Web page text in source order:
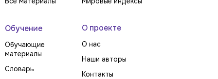
Обучение
Обучающие
материалы
Словарь
О проекте
О нас
Наши авторы
Контакты